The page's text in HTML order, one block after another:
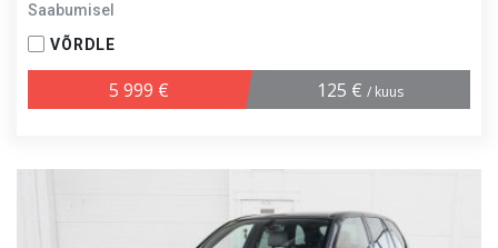
Saabumisel
VÕRDLE
5 999 € 125 € / kuus